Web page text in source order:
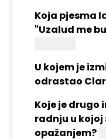
Koja pjesma
"Uzalud me
U kojem je
odrastao
Koje je drugo
radnju u kojoj
opažanjem?